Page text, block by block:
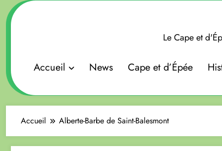
Aller
au
Le Cape et
Accueil News Cape et d’Épée
Accueil Alberte-Barbe de Saint-Balesmont